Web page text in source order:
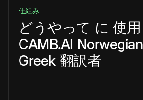
仕組み
どうやって に 使用
CAMB.AI Norwegian
Greek 翻訳者